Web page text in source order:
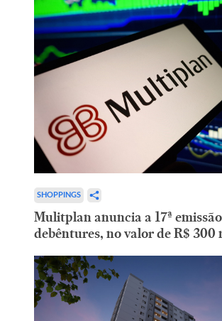
SHOPPINGS
Mulitplan anuncia a 17ª
debêntures, no valor de R$ 300